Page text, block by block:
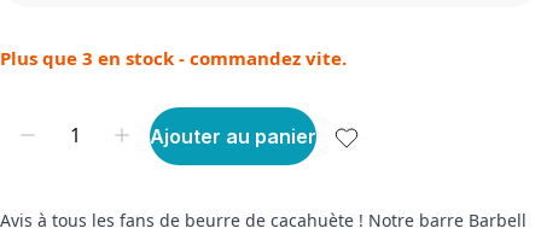
Plus que 3 en stock - commandez vite.
Ajouter au panier
Avis à tous les fans de beurre de cacahuète ! Notre barre Barbell